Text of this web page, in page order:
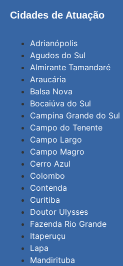
Cidades de Atuação
Adrianópolis
Agudos do Sul
Almirante Tamandaré
Araucária
Balsa Nova
Bocaiúva do Sul
Campina Grande do Sul
Campo do Tenente
Campo Largo
Campo Magro
Cerro Azul
Colombo
Contenda
Curitiba
Doutor Ulysses
Fazenda Rio Grande
Itaperuçu
Lapa
Mandirituba